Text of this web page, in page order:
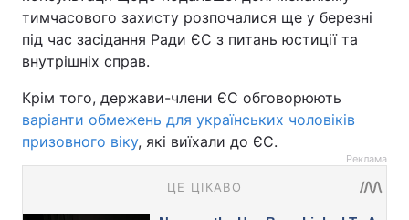
тимчасового захисту розпочалися ще у березні
під час засідання Ради ЄС з питань юстиції та
внутрішніх справ.
Крім того, держави-члени ЄС обговорюють
варіанти обмежень для українських чоловіків
призовного віку, які виїхали до ЄС.
Реклама